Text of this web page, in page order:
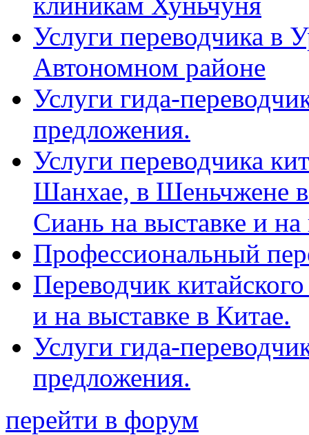
Услуги переводчика в
Автономном районе
Услуги гида-
предложения.
Услуги переводчика
Шанхае, в Шеньчжене
Сиань на выставке и
Профессиональный
Переводчик
и на выставке в Китае.
Услуги гида-
предложения.
перейти в форум